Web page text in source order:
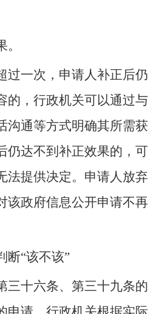
过一次，申请人补正后仍
的，行政机关可以通过与
沟通等方式明确其所需获
仍达不到补正效果的，可
法提供决定。申请人放弃
该政府信息公开申请不再
断“该不该”
三十六条、第三十九条的